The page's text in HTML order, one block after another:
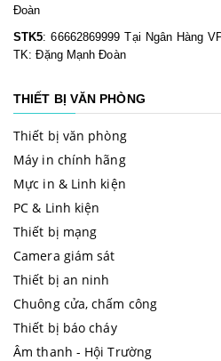
Đoàn
STK5: 66662869999 Tại Ngân Hàng
TK: Đặng Mạnh Đoàn
THIẾT BỊ VĂN PHÒNG
Thiết bị văn phòng
Máy in chính hãng
Mực in & Linh kiện
PC & Linh kiện
Thiết bị mạng
Camera giám sát
Thiết bị an ninh
Chuông cửa, chấm công
Thiết bị báo cháy
Âm thanh - Hội Trường